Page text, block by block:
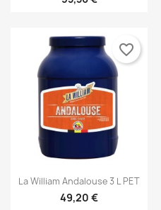
Aperçu rapide
La William Andalouse 3 L PET
49,20 €
favorite_border